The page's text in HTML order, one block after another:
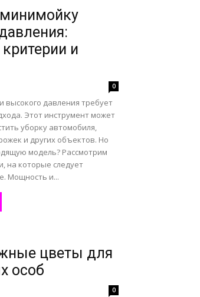
и
0
высокого давления требует
Этот инструмент может
уборку автомобиля,
и других объектов. Но
модель? Рассмотрим
на которые следует
Мощность и...
цветы для
особ
0